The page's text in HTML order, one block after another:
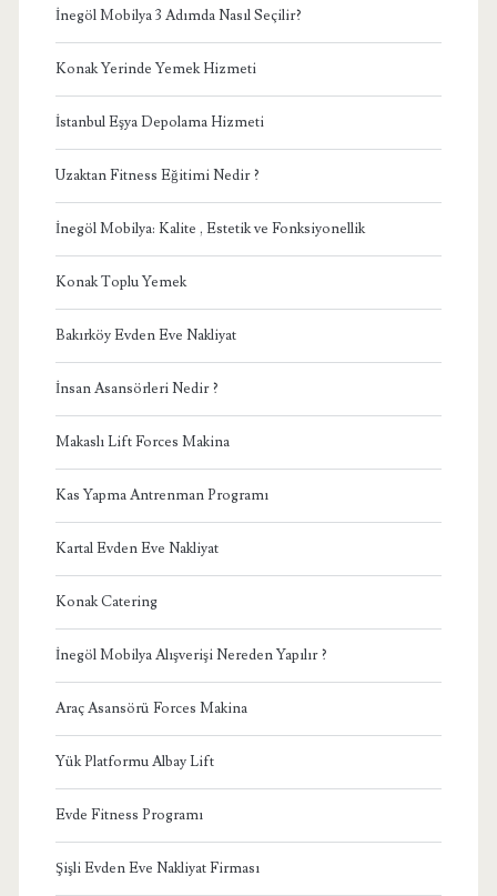
İnegöl Mobilya 3 Adımda Nasıl Seçilir?
Konak Yerinde Yemek Hizmeti
İstanbul Eşya Depolama Hizmeti
Uzaktan Fitness Eğitimi Nedir ?
İnegöl Mobilya: Kalite , Estetik ve Fonksiyonellik
Konak Toplu Yemek
Bakırköy Evden Eve Nakliyat
İnsan Asansörleri Nedir ?
Makaslı Lift Forces Makina
Kas Yapma Antrenman Programı
Kartal Evden Eve Nakliyat
Konak Catering
İnegöl Mobilya Alışverişi Nereden Yapılır ?
Araç Asansörü Forces Makina
Yük Platformu Albay Lift
Evde Fitness Programı
Şişli Evden Eve Nakliyat Firması